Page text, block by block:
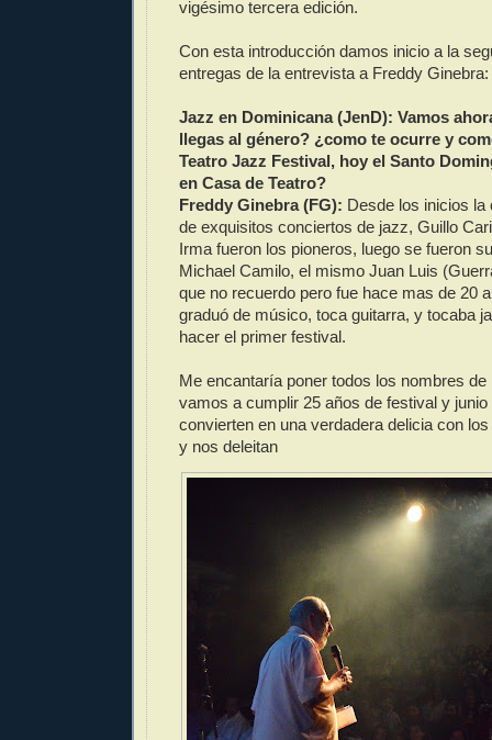
vigésimo tercera edición.
Con esta introducción damos inicio a la
entregas de la entrevista a Freddy Ginebra:
Jazz en Dominicana (JenD): Vamos
llegas al género? ¿como te ocurre y
Teatro Jazz Festival, hoy el Santo
en Casa de Teatro?
Freddy Ginebra (FG): Desde los inicios
de exquisitos conciertos de jazz, Guillo
Irma fueron los pioneros, luego se fueron
Michael Camilo, el mismo Juan Luis
que no recuerdo pero fue hace mas de 20
graduó de músico, toca guitarra, y tocaba
hacer el primer festival.
Me encantaría poner todos los nombres
vamos a cumplir 25 años de festival y junio
convierten en una verdadera delicia con
y nos deleitan